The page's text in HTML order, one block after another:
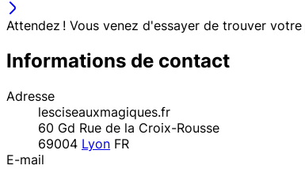
Attendez ! Vous venez d'essayer de trouver
Informations de contact
Adresse
lesciseauxmagiques.fr
60 Gd Rue de la Croix-Rousse
69004 Lyon FR
E-mail